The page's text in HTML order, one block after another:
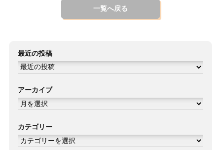
一覧へ戻る
最近の投稿
アーカイブ
ア
ー
カ
カテゴリー
カ
テ
ゴ